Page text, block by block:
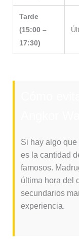
Tarde
(15:00 –
17:30)
Si hay algo
es la cantidad
famosos.
última hora del
secundarios
experiencia.